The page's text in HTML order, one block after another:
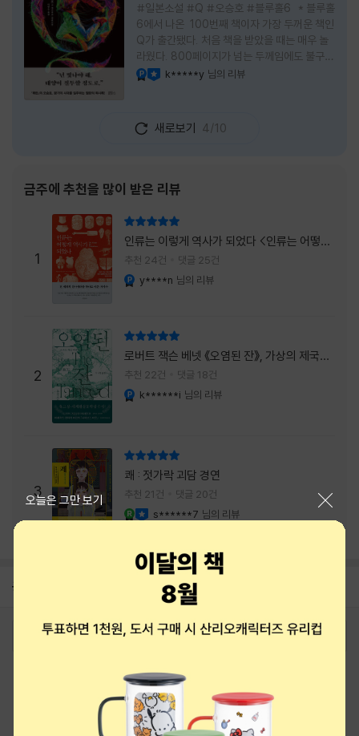
#일본소설 #Q #오승호 #블루홀6 * 블루홀
6에서 나온 100번째 책이자 가장 두꺼운 책인
Q가 출간됐다. 처음 책을 받았을 때는 매우 놀
라웠다. 800페이지가 넘는 두께임에도 불구하
고 생각보다 책이 가벼웠다. 여기에 측면을 영
제목이 Q란다. 처음 제목을 봤을 때 나는 질문
을 의미하는 Question을 떠올렸다. 하지만 이
려는 걸까, 아니면 같이 논의를 하자는 걸까 고
개를 갸웃거리며 책을 펴들었다. * 틈만 나면
경적을 울리고 욕을 입에 달고 사는 선배와 일
하고 있는 하치. 히토미 클린이라는 청소업체
직원으로 일하는 그녀가 바라는 것은 그저 고요
한
k*****y 님의 리뷰
새로보기 4/10
금주에 추천을 많이 받은 리뷰
1
인류는 이렇게 역사가 되었다 <인류는 어떻게
역사가 되었나>
추천 24건 댓글 25건
y****n 님의 리뷰
2
로버트 잭슨 베넷 《오염된 잔》, 가상의 제국이
주는 실감과 미스터리 사건의 치밀함이 이루어
내는 최상의 시너지...
추천 22건 댓글 18건
k******i 님의 리뷰
3
쾌 : 젓가락 괴담 경연
추천 21건 댓글 20건
s******7 님의 리뷰
공지 8월 상품권+쿠폰+결제+추천 혜택모음
2026-08-01
오늘은 그만 보기
로그인 최근 본 상품 주문/배송
티켓 1544-6399
eBook 1:1문의/채팅상담
예스이십사(주) 사업자 정보